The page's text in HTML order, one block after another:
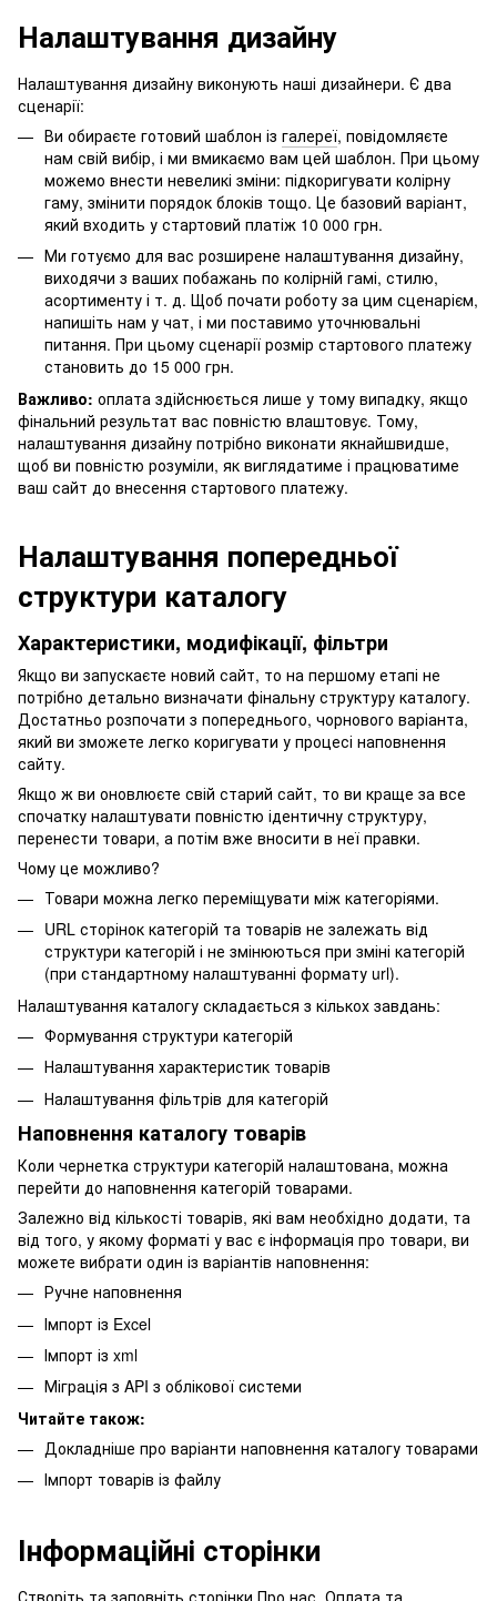
Налаштування дизайну
Налаштування дизайну виконують наші дизайнери. Є два
сценарії:
Ви обираєте готовий шаблон із галереї, повідомляєте
нам свій вибір, і ми вмикаємо вам цей шаблон. При цьому
можемо внести невеликі зміни: підкоригувати колірну
гаму, змінити порядок блоків тощо. Це базовий варіант,
який входить у стартовий платіж 10 000 грн.
Ми готуємо для вас розширене налаштування дизайну,
виходячи з ваших побажань по колірній гамі, стилю,
асортименту і т. д. Щоб почати роботу за цим сценарієм,
напишіть нам у чат, і ми поставимо уточнювальні
питання. При цьому сценарії розмір стартового платежу
становить до 15 000 грн.
Важливо: оплата здійснюється лише у тому випадку, якщо
фінальний результат вас повністю влаштовує. Тому,
налаштування дизайну потрібно виконати якнайшвидше,
щоб ви повністю розуміли, як виглядатиме і працюватиме
ваш сайт до внесення стартового платежу.
Налаштування попередньої
структури каталогу
Характеристики, модифікації, фільтри
Якщо ви запускаєте новий сайт, то на першому етапі не
потрібно детально визначати фінальну структуру каталогу.
Достатньо розпочати з попереднього, чорнового варіанта,
який ви зможете легко коригувати у процесі наповнення
сайту.
Якщо ж ви оновлюєте свій старий сайт, то ви краще за все
спочатку налаштувати повністю ідентичну структуру,
перенести товари, а потім вже вносити в неї правки.
Чому це можливо?
Товари можна легко переміщувати між категоріями.
URL сторінок категорій та товарів не залежать від
структури категорій і не змінюються при зміні категорій
(при стандартному налаштуванні формату url).
Налаштування каталогу складається з кількох завдань:
Формування структури категорій
Налаштування характеристик товарів
Налаштування фільтрів для категорій
Наповнення каталогу товарів
Коли чернетка структури категорій налаштована, можна
перейти до наповнення категорій товарами.
Залежно від кількості товарів, які вам необхідно додати, та
від того, у якому форматі у вас є інформація про товари, ви
можете вибрати один із варіантів наповнення:
Ручне наповнення
Імпорт із Excel
Імпорт із xml
Міграція з API з облікової системи
Читайте також:
Докладніше про варіанти наповнення каталогу товарами
Імпорт товарів із файлу
Інформаційні сторінки
Створіть та заповніть сторінки Про нас, Оплата та